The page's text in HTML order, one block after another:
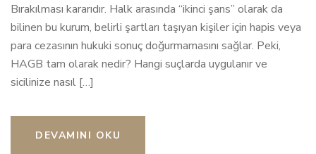
Bırakılması kararıdır. Halk arasında “ikinci şans” olarak da
bilinen bu kurum, belirli şartları taşıyan kişiler için hapis veya
para cezasının hukuki sonuç doğurmamasını sağlar. Peki,
HAGB tam olarak nedir? Hangi suçlarda uygulanır ve
sicilinize nasıl […]
DEVAMINI OKU